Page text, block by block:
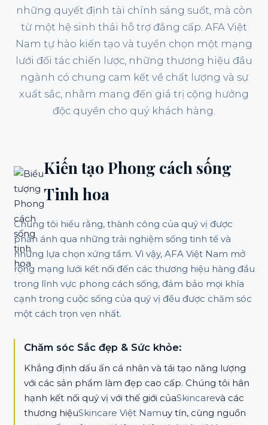
những quyết định tài chính sáng suốt, mà còn
từ một hệ sinh thái hỗ trợ đẳng cấp. AFA Việt
Nam tự hào kiến tạo và tuyển chọn một mạng
lưới đối tác chiến lược, những thương hiệu đầu
ngành có chung cam kết về chất lượng và sự
xuất sắc, nhằm mang đến giá trị cộng hưởng
độc quyền cho quý khách hàng.
Kiến tạo Phong cách sống
Tinh hoa
Chúng tôi hiểu rằng, thành công của quý vị được
phản ánh qua những trải nghiệm sống tinh tế và
những lựa chọn xứng tầm. Vì vậy, AFA Việt Nam mở
rộng mạng lưới kết nối đến các thương hiệu hàng đầu
trong lĩnh vực phong cách sống, đảm bảo mọi khía
cạnh trong cuộc sống của quý vị đều được chăm sóc
một cách trọn vẹn nhất.
Chăm sóc Sắc đẹp & Sức khỏe:
Khẳng định dấu ấn cá nhân và tái tạo năng lượng
với các sản phẩm làm đẹp cao cấp. Chúng tôi hân
hạnh kết nối quý vị với thế giới củaSkincarevà các
thương hiệuSkincare Việt Namuy tín, cùng nguồn